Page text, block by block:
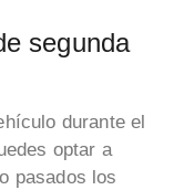
segunda
durante el
optar a
pasados los